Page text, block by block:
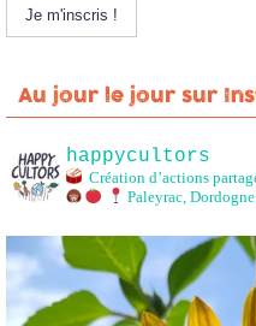
Au jour le jour sur
happycultors
Création d’actions
Paleyrac, Dordogne